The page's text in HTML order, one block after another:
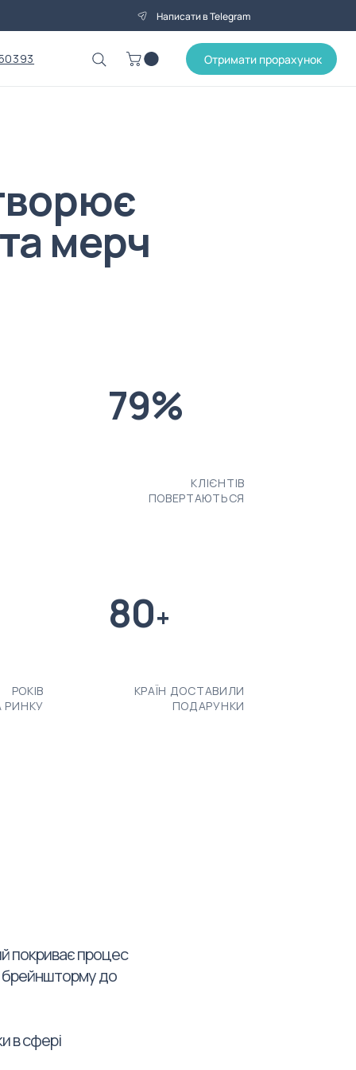
Написати в Telegram
Отримати прорахунок
мерч
РОКІВ
РИНКУ
79%
КЛІЄНТІВ
ПОВЕРТАЮТЬСЯ
80+
КРАЇН ДОСТАВИЛИ
ПОДАРУНКИ
покриває процес
брейншторму до
в сфері